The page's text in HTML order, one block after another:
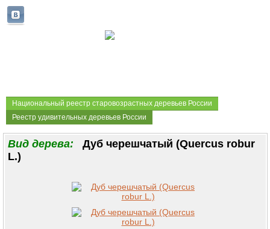
Национальный реестр старовозрастных деревьев России
Реестр удивительных деревьев России
Вид дерева: Дуб черешчатый (Quercus robur
L.)